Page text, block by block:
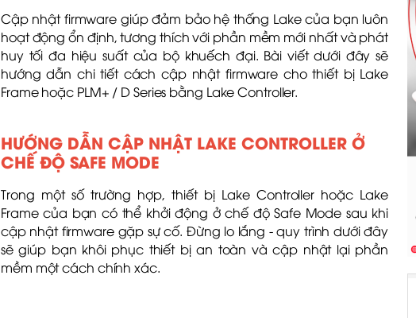
Cập nhật firmware giúp đảm bảo hệ thống Lake của bạn luôn
hoạt động ổn định, tương thích với phần mềm mới nhất và phát
huy tối đa hiệu suất của bộ khuếch đại. Bài viết dưới đây sẽ
hướng dẫn chi tiết cách cập nhật firmware cho thiết bị Lake
Frame hoặc PLM+ / D Series bằng Lake Controller.
HƯỚNG DẪN CẬP NHẬT LAKE CONTROLLER Ở
CHẾ ĐỘ SAFE MODE
Trong một số trường hợp, thiết bị Lake Controller hoặc Lake
Frame của bạn có thể khởi động ở chế độ Safe Mode sau khi
cập nhật firmware gặp sự cố. Đừng lo lắng - quy trình dưới đây
sẽ giúp bạn khôi phục thiết bị an toàn và cập nhật lại phần
mềm một cách chính xác.